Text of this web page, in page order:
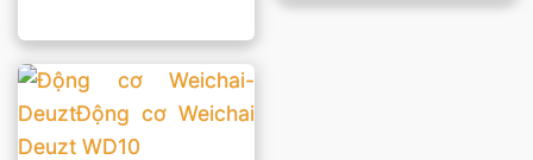
hạng55 sao